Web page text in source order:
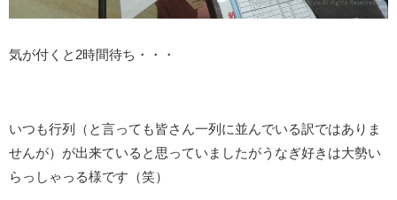
気が付くと2時間待ち・・・
いつも行列（と言っても皆さん一列に並んでいる訳ではありま
せんが）が出来ていると思っていましたがうなぎ好きは大勢い
らっしゃっる様です（笑）